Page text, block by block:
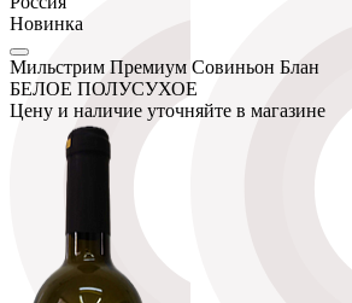
Новинка
Мильстрим Премиум Совиньон Блан
БЕЛОЕ ПОЛУСУХОЕ
Цену и наличие уточняйте в магазине